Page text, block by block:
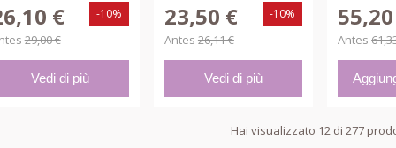
€
29,00 €
-10%
Vedi di più
23,50 €
Antes 26,11 €
-10%
Vedi di più
Antes
Hai visualizzato 12 di 277